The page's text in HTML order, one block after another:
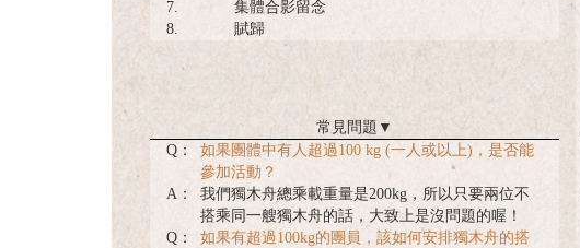
7.
集體合影留念
8.
賦歸
常見問題 ▼
Q：
如果團體中有人超過100 kg (一人或以上)，是否能
參加活動？
A：
我們獨木舟總乘載重量是200kg，所以只要兩位不
搭乘同一艘獨木舟的話，大致上是沒問題的喔！
Q：
如果有超過100kg的團員，該如何安排獨木舟的搭